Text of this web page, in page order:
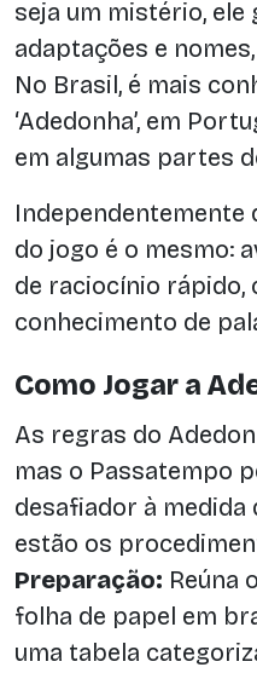
seja um mistério, ele
adaptações e
No Brasil, é mais
‘Adedonha’, em
em algumas partes
Independentemente
do jogo é o mesmo:
de raciocínio rápido,
conhecimento de
Como Jogar a
As regras do
mas o Passatempo
desafiador à medida
estão os
Preparação: Reúna
folha de papel em
uma tabela